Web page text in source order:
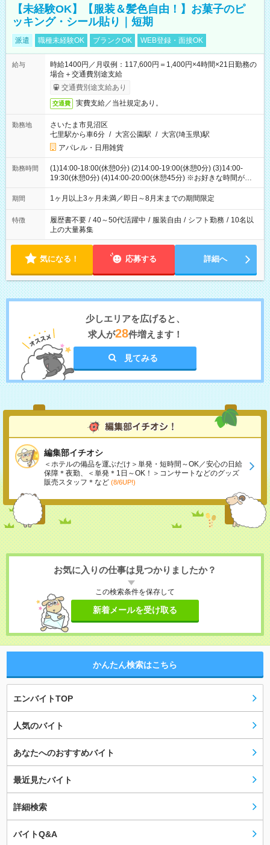
【未経験OK】【服装＆髪色自由！】お菓子のピ
ッキング・シール貼り｜短期
派遣 職種未経験OK ブランクOK WEB登録・面接OK
給与
時給1400円／月収例：117,600円＝1,400円×4時間×21日勤務の
場合＋交通費別途支給
交通費別途支給あり
交通費 実費支給／当社規定あり。
勤務地
さいたま市見沼区
七里駅から車6分 / 大宮公園駅 / 大宮(埼玉県)駅
アパレル・日用雑貨
勤務時間
(1)14:00-18:00(休憩0分) (2)14:00-19:00(休憩0分) (3)14:00-
19:30(休憩0分) (4)14:00-20:00(休憩45分) ※お好きな時間が選べ
ます
期間 1ヶ月以上3ヶ月未満／即日～8月末までの期間限定
特徴 履歴書不要 / 40～50代活躍中 / 服装自由 / シフト勤務 / 10名以
上の大量募集
気になる！ 応募する 詳細へ
少しエリアを広げると、
求人が28件増えます！
見てみる
編集部イチオシ
＜ホテルの備品を運ぶだけ＞単発・短時間～OK／安心の日給
保障＊夜勤、＜単発＊1日～OK！＞コンサートなどのグッズ
販売スタッフ＊など (8/6UP!)
お気に入りの仕事は見つかりましたか？
この検索条件を保存して
新着メールを受け取る
かんたん検索はこちら
エンバイトTOP
人気のバイト
あなたへのおすすめバイト
最近見たバイト
詳細検索
バイトQ&A